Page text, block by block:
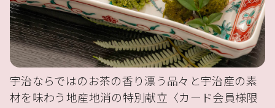
宇治ならではのお茶の香り漂う品々と宇治産の素
材を味わう地産地消の特別献立〈カード会員様限